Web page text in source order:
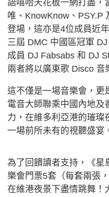
語嘻哈天花板一網打盡，
唯、KnowKnow、PSY.P
登場，這亦是4位成員近
三屆 DMC 中國區冠軍
成員 DJ Fabsabs 和 DJ
兩者將以廣東歌 Disco 音
這不僅是一場音樂會，更
電音大師聯乘中國內地及
力，在維多利亞港的璀璨
一場前所未有的視聽盛宴
為了回饋讀者支持，《星
樂會門票5套（每套兩張
在維港夜景下盡情跳舞！